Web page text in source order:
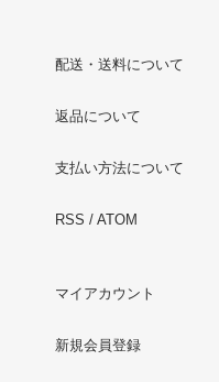
配送・送料について
返品について
支払い方法について
RSS / ATOM
マイアカウント
新規会員登録